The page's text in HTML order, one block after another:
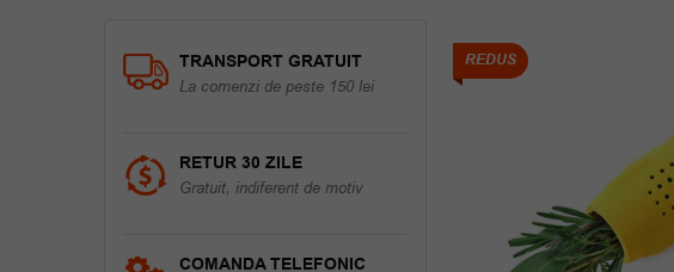
REDUS
TRANSPORT GRATUIT
La comenzi de peste 150 lei
RETUR 30 ZILE
Gratuit, indiferent de motiv
COMANDA TELEFONIC